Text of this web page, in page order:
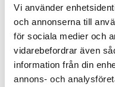
Vi använder
och annonserna till
för sociala medier och
vidarebefordrar även
information från din
annons- och